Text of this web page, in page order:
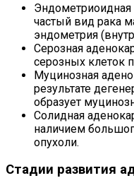
частый вид рака
эндометрия
Серозная
серозных клеток
Муцинозная
результате
образует
Солидная
наличием
опухоли.
Стадии развития